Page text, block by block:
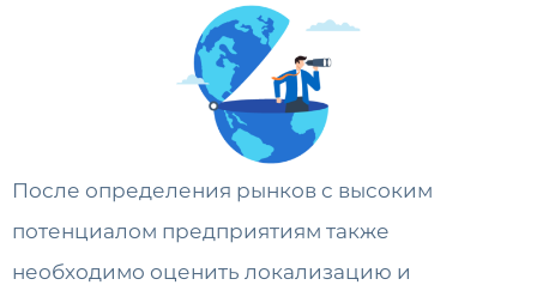
После определения рынков с высоким
потенциалом предприятиям также
необходимо оценить локализацию и